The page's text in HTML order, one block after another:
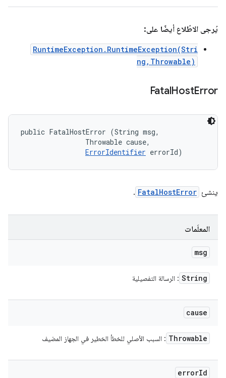
يُرجى الاطّلاع أيضًا على:
RuntimeException.RuntimeException(Stri
ng,Throwable)
FatalHostError
public FatalHostError (String msg,
                Throwable cause,
ErrorIdentifier errorId)
ينشئ FatalHostError
.
المعلَمات
msg
String : الرسالة التفصيلية
cause
Throwable : السبب الأصلي للخطأ الخطير في الجهاز المضيف
errorId